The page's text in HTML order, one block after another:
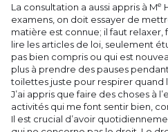
La consultation a aussi appris à Me
examens, on doit essayer de
matière est connue; il faut relaxer,
lire les articles de loi, seulement
pas bien compris ou qui est
plus à prendre des pauses
toilettes juste pour respirer quand
J’ai appris que faire des choses à
activités qui me font sentir bien,
Il est crucial d’avoir